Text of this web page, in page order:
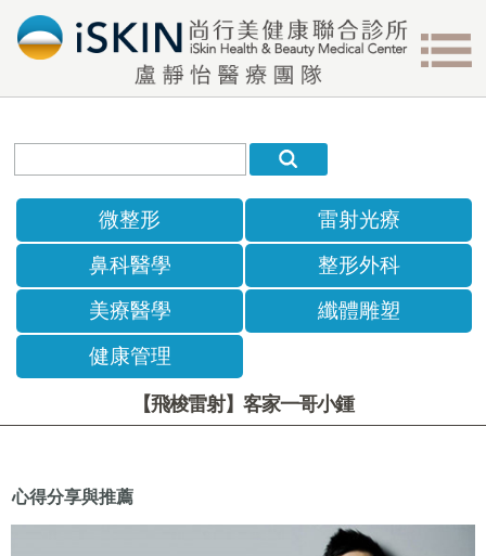
微整形
鼻科醫學
美療醫學
健康管理
雷射光療
整形外科
纖體雕塑
【飛梭雷射】客家一哥小鍾
心得分享與推薦